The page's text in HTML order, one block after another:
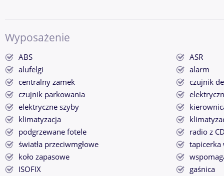
Wyposażenie
ABS
ASR
alufelgi
alarm
centralny zamek
czujnik
czujnik parkowania
elektryczne szyby
klimatyzacja
podgrzewane fotele
radio z
światła przeciwmgłowe
tapicerka
koło zapasowe
ISOFIX
gaśnica